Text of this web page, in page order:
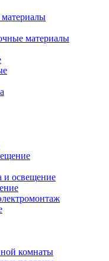
материалы
и освещение
комнаты